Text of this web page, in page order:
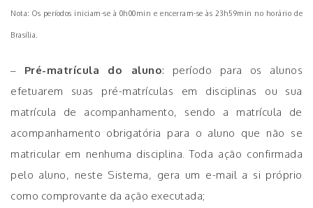
Nota: Os períodos iniciam-se à 0h00min e encerram-se às 23h59min no horário de
Brasília.
– Pré-matrícula do aluno: período para os alunos
efetuarem suas pré-matrículas em disciplinas ou sua
matrícula de acompanhamento, sendo a matrícula de
acompanhamento obrigatória para o aluno que não se
matricular em nenhuma disciplina. Toda ação confirmada
pelo aluno, neste Sistema, gera um e-mail a si próprio
como comprovante da ação executada;